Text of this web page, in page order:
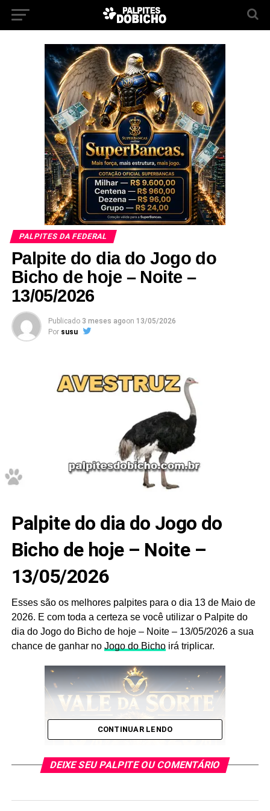
PALPITES DA FEDERAL
Palpite do dia do Jogo do
Bicho de hoje – Noite –
13/05/2026
Publicado 3 meses agoon 13/05/2026
Por susu
Palpite do dia do Jogo do
Bicho de hoje – Noite –
13/05/2026
Esses são os melhores palpites para o dia 13 de Maio de
2026. E com toda a certeza se você utilizar o Palpite do
dia do Jogo do Bicho de hoje – Noite – 13/05/2026 a sua
chance de ganhar no Jogo do Bichoirá triplicar.
CONTINUAR LENDO
DEIXE SEU PALPITE OU COMENTÁRIO